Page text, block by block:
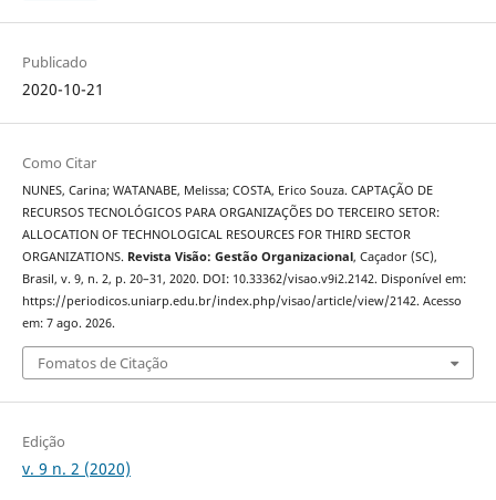
Publicado
2020-10-21
Como Citar
NUNES, Carina; WATANABE, Melissa; COSTA, Erico Souza. CAPTAÇÃO DE
RECURSOS TECNOLÓGICOS PARA ORGANIZAÇÕES DO TERCEIRO SETOR:
ALLOCATION OF TECHNOLOGICAL RESOURCES FOR THIRD SECTOR
ORGANIZATIONS. Revista Visão: Gestão Organizacional, Caçador (SC),
Brasil, v. 9, n. 2, p. 20–31, 2020. DOI: 10.33362/visao.v9i2.2142. Disponível em:
https://periodicos.uniarp.edu.br/index.php/visao/article/view/2142. Acesso
em: 7 ago. 2026.
Fomatos de Citação
Edição
v. 9 n. 2 (2020)